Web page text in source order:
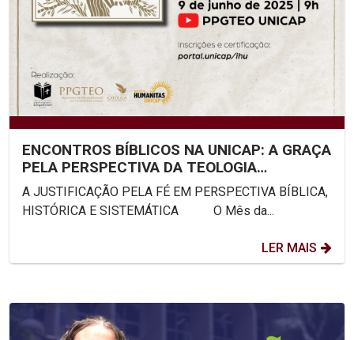
ENCONTROS BÍBLICOS NA UNICAP: A GRAÇA
PELA PERSPECTIVA DA TEOLOGIA
SISTEMÁTICA
A JUSTIFICAÇÃO PELA FÉ EM PERSPECTIVA BÍBLICA,
HISTÓRICA E SISTEMÁTICA O Mês da...
LER MAIS